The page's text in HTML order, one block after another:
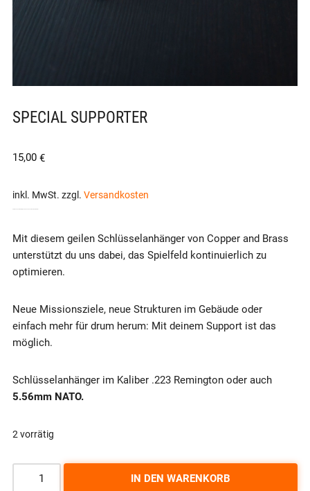
SPECIAL SUPPORTER
15,00 €
inkl. MwSt. zzgl. Versandkosten
Mit diesem geilen Schlüsselanhänger von Copper and Brass
unterstützt du uns dabei, das Spielfeld kontinuierlich zu
optimieren.
Neue Missionsziele, neue Strukturen im Gebäude oder
einfach mehr für drum herum: Mit deinem Support ist das
möglich.
Schlüsselanhänger im Kaliber .223 Remington oder auch
5.56mm NATO.
2 vorrätig
IN DEN WARENKORB